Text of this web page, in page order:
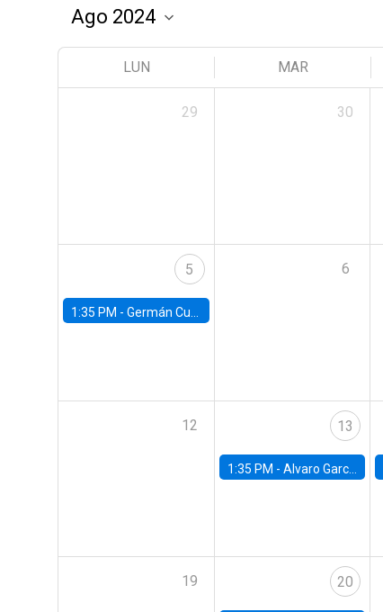
LUN MAR
29 30
5
1:35 PM - Germán Cubas, University of Houston
6
12 13
1:35 PM - Alvaro Garcia-Marin, Universidad de Los Andes
19 20